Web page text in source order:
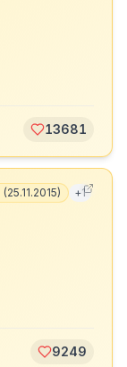
13681
(25.11.2015) +1
9249